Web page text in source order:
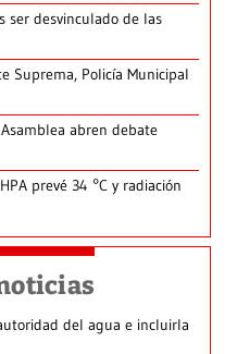
ser desvinculado de las
Suprema, Policía Municipal
abren debate
prevé 34 °C y radiación
del agua e incluirla